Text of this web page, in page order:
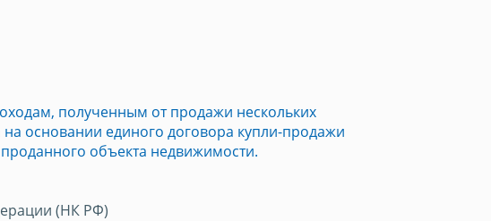
полученным от продажи нескольких
основании единого договора купли-продажи
объекта недвижимости.
(НК РФ)